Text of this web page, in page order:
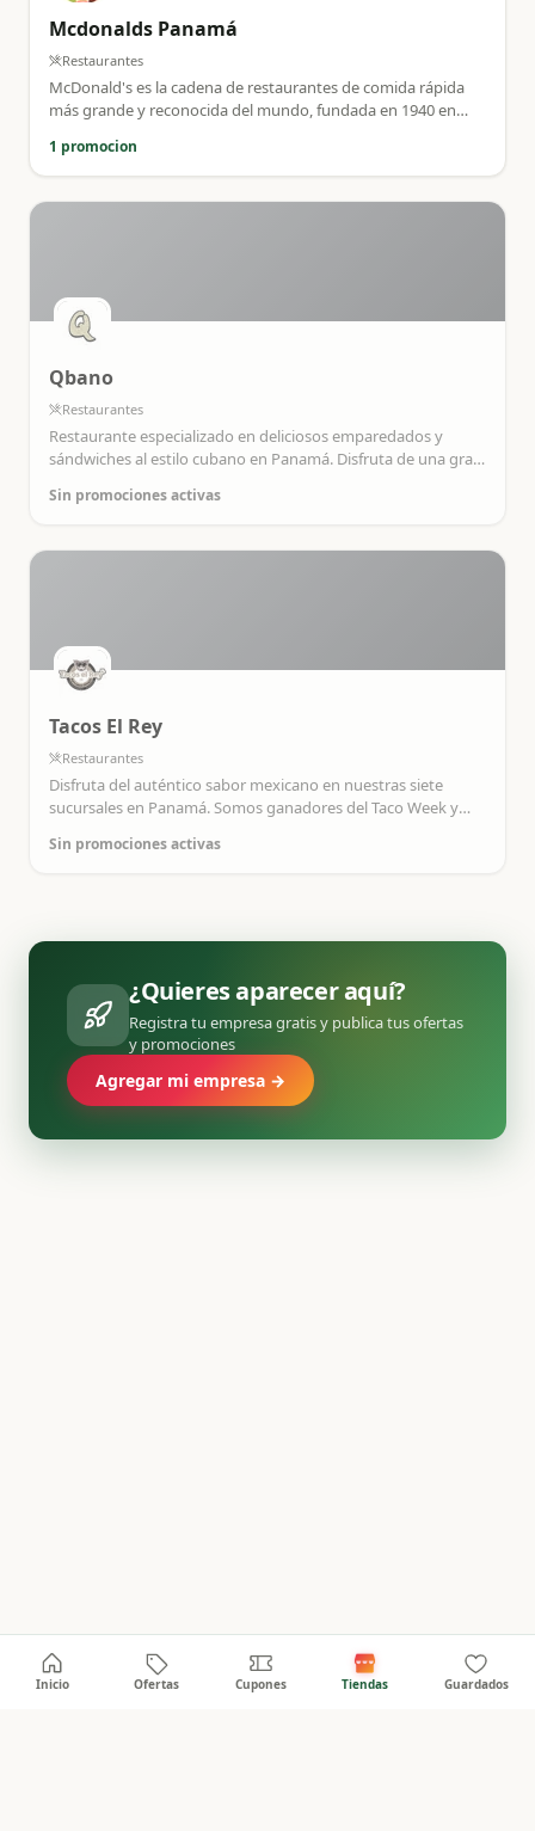
Inicio Ofertas Cupones Tiendas Guardados
Mcdonalds Panamá
Restaurantes
McDonald's es la cadena de restaurantes de comida rápida
más grande y reconocida del mundo, fundada en 1940 en
Conocida por sus hamburguesas (Big Mac), papas fritas, la
Cajita Feliz y el servicio rápido, opera más de 40,000 locales,
combinando franquicias y sedes propias bajo un enfoque de
1 promocion
Qbano
Restaurantes
Restaurante especializado en deliciosos emparedados y
sándwiches al estilo cubano en Panamá. Disfruta de una gran
calidad.
Sin promociones activas
Tacos El Rey
Restaurantes
Disfruta del auténtico sabor mexicano en nuestras siete
sucursales en Panamá. Somos ganadores del Taco Week y
Sin promociones activas
¿Quieres aparecer aquí?
Registra tu empresa gratis y publica tus ofertas
y promociones
Agregar mi empresa →